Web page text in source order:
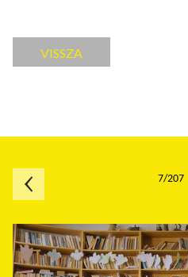
VISSZA
7/207